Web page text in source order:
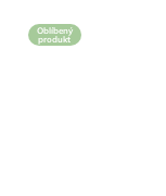
Oblíbený
produkt